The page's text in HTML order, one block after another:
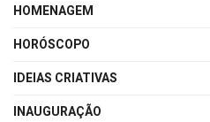
HOMENAGEM
HORÓSCOPO
IDEIAS CRIATIVAS
INAUGURAÇÃO